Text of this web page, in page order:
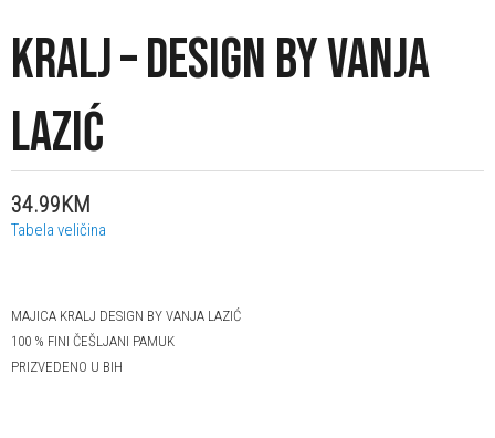
KRALJ – DESIGN BY VANJA
LAZIĆ
34.99KM
Tabela veličina
MAJICA KRALJ DESIGN BY VANJA LAZIĆ
100 % FINI ČEŠLJANI PAMUK
PRIZVEDENO U BIH